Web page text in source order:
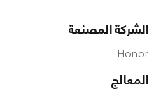
الشركة المصنعة
Honor
المعالج